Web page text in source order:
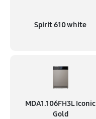
Spirit 610 white
MDA1.106FH3L Iconic
Gold